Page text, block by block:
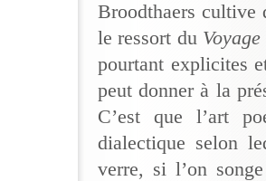
Broodthaers cultive
le ressort du
pourtant explicites
peut donner à la
C’est que l’art
dialectique selon
verre, si l’on